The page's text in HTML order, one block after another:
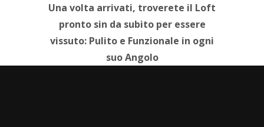
Una volta arrivati, troverete il Loft
pronto sin da subito per essere
vissuto: Pulito e Funzionale in ogni
suo Angolo